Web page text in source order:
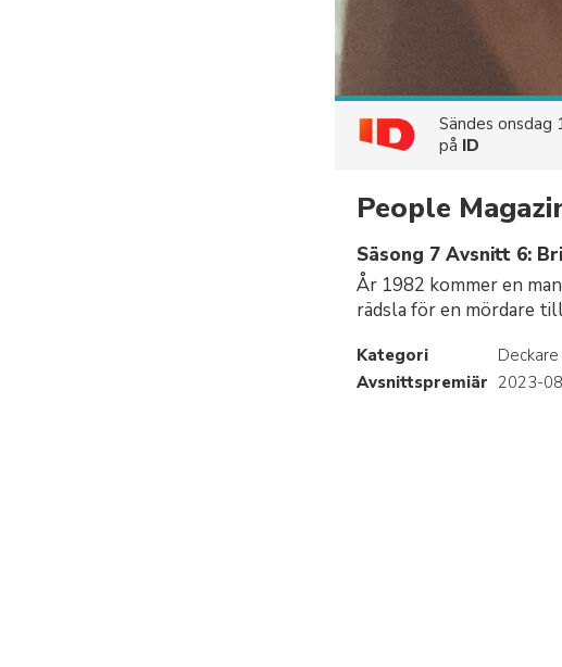
Sändes onsdag
på ID
People
Säsong 7 Avsnitt 6:
År 1982 kommer en
rädsla för en mördare
Kategori
Avsnittspremiär 2023-